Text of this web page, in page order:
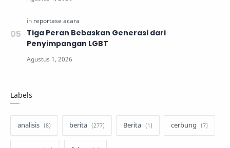
Tiga Peran Bebaskan Generasi dari
Penyimpangan LGBT
Labels
analisis berita Berita cerbung